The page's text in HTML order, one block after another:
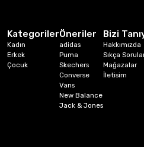
Kategoriler
Kadın
Erkek
Çocuk
Öneriler
adidas
Puma
Skechers
Converse
Vans
New Balance
Jack & Jones
Bizi
Hakkımızda
Sıkça
Mağazalar
İletisim